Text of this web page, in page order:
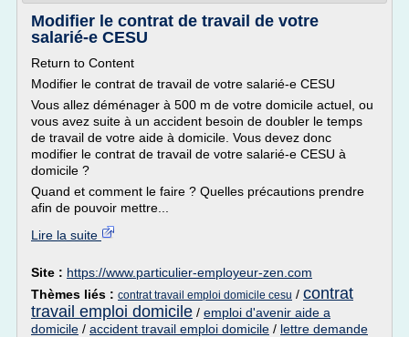
Modifier le contrat de travail de votre
salarié-e CESU
Return to Content
Modifier le contrat de travail de votre salarié-e CESU
Vous allez déménager à 500 m de votre domicile actuel, ou
vous avez suite à un accident besoin de doubler le temps
de travail de votre aide à domicile. Vous devez donc
modifier le contrat de travail de votre salarié-e CESU à
domicile ?
Quand et comment le faire ? Quelles précautions prendre
afin de pouvoir mettre...
Lire la suite
Site : https://www.particulier-employeur-zen.com
Thèmes liés : contrat travail emploi domicile cesu / contrat
travail emploi domicile / emploi d'avenir aide a
domicile / accident travail emploi domicile / lettre demande